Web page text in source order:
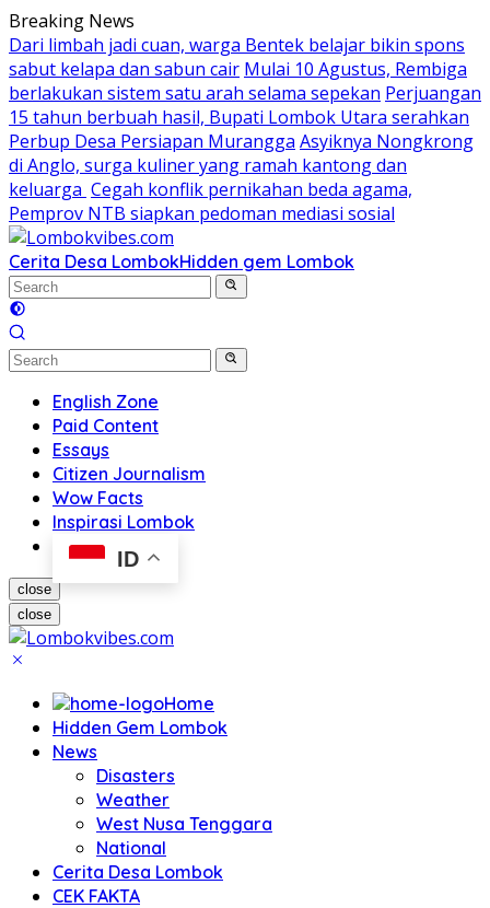
Skip
to
content
Breaking News
Dari limbah jadi cuan, warga Bentek belajar bikin spons
sabut kelapa dan sabun cair Mulai 10 Agustus, Rembiga
berlakukan sistem satu arah selama sepekan Perjuangan
15 tahun berbuah hasil, Bupati Lombok Utara serahkan
Perbup Desa Persiapan Murangga Asyiknya Nongkrong
di Anglo, surga kuliner yang ramah kantong dan
keluarga Cegah konflik pernikahan beda agama,
Pemprov NTB siapkan pedoman mediasi sosial
Cerita Desa LombokHidden gem Lombok
English Zone
Paid Content
Essays
Citizen Journalism
Wow Facts
Inspirasi Lombok
ID
close
close
Home
Hidden Gem Lombok
News
Disasters
Weather
West Nusa Tenggara
National
Cerita Desa Lombok
CEK FAKTA